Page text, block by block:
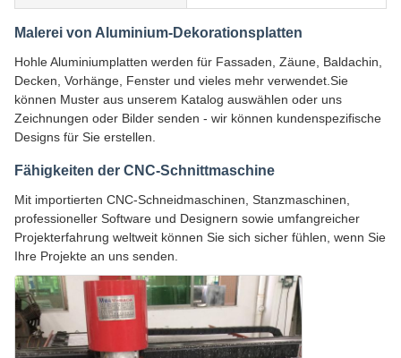
Malerei von Aluminium-Dekorationsplatten
Hohle Aluminiumplatten werden für Fassaden, Zäune, Baldachin,
Decken, Vorhänge, Fenster und vieles mehr verwendet.Sie
können Muster aus unserem Katalog auswählen oder uns
Zeichnungen oder Bilder senden - wir können kundenspezifische
Designs für Sie erstellen.
Fähigkeiten der CNC-Schnittmaschine
Mit importierten CNC-Schneidmaschinen, Stanzmaschinen,
professioneller Software und Designern sowie umfangreicher
Projekterfahrung weltweit können Sie sich sicher fühlen, wenn Sie
Ihre Projekte an uns senden.